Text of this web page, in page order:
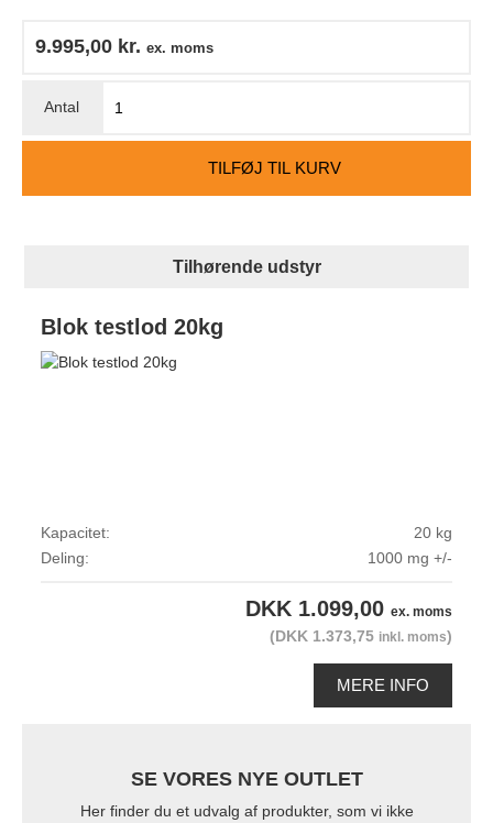
9.995,00 kr. ex. moms
TILFØJ TIL KURV
Tilhørende udstyr
Blok testlod 20kg
Kapacitet:
20 kg
Deling:
1000 mg +/-
DKK 1.099,00 ex. moms
(DKK 1.373,75 inkl. moms)
MERE INFO
SE VORES NYE OUTLET
Her finder du et udvalg af produkter, som vi ikke